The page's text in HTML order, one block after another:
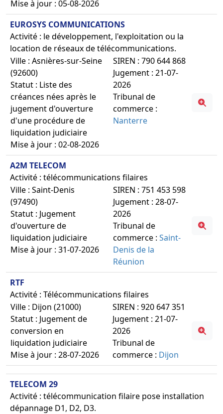
Mise à jour : 05-08-2026
EUROSYS COMMUNICATIONS
Activité : le développement, l'exploitation ou la
location de réseaux de télécommunications.
Ville : Asnières-sur-Seine
(92600)
Statut : Liste des
créances nées après le
jugement d'ouverture
d'une procédure de
liquidation judiciaire
Mise à jour : 02-08-2026
SIREN : 790 644 868
Jugement : 21-07-
2026
Tribunal de
commerce :
Nanterre
A2M TELECOM
Activité : télécommunications filaires
Ville : Saint-Denis
(97490)
Statut : Jugement
d'ouverture de
liquidation judiciaire
Mise à jour : 31-07-2026
SIREN : 751 453 598
Jugement : 28-07-
2026
Tribunal de
commerce :Saint-
Denis de la
Réunion
RTF
Activité : Télécommunications filaires
Ville : Dijon (21000)
Statut : Jugement de
conversion en
liquidation judiciaire
Mise à jour : 28-07-2026
SIREN : 920 647 351
Jugement : 21-07-
2026
Tribunal de
commerce : Dijon
TELECOM 29
Activité : télécommunication filaire pose installation
dépannage D1, D2, D3.